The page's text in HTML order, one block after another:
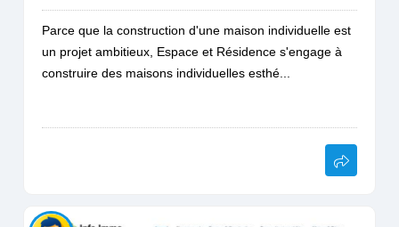
Parce que la construction d'une maison individuelle est
un projet ambitieux, Espace et Résidence s'engage à
construire des maisons individuelles esthé...